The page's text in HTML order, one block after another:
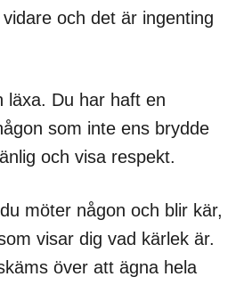
och det är ingenting
läxa. Du har haft en
som inte ens brydde
och visa respekt.
möter någon och blir kär,
visar dig vad kärlek är.
över att ägna hela